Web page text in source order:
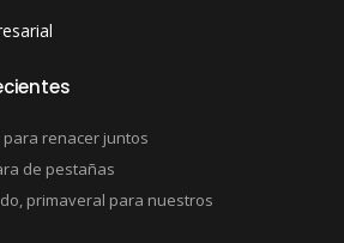
para renacer juntos
de pestañas
primaveral para nuestros